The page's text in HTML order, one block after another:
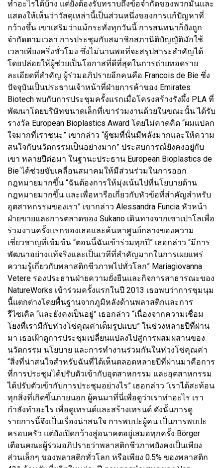
ทำอะไรได้บ้าง แต่ยังต้องรับทราบถึงข้อจำกัดของพวกมันและ
แสดงให้เห็นว่าวัสดุเหล่านี้เป็นส่วนหนึ่งของการแก้ปัญหาที่
กว้างขึ้น เขาเสริมว่าแม้กระทั่งทุกวันนี้ การสนทนาก็ยังถูก
จำกัดตามเวลา การประชุมกับสมาชิกสภานิติบัญญัติมักใช้
เวลาเพียงครึ่งชั่วโมง ซึ่งไม่นานพอที่จะสรุปสาระสำคัญได้
โดยปล่อยให้ผู้ช่วยเป็นโอกาสที่ดีที่สุดในการถ่ายทอดราย
ละเอียดที่สำคัญ ผู้ร่วมอภิปรายอีกคนคือ Francois de Bie ซึ่ง
ปัจจุบันเป็นประธานเจ้าหน้าที่ฝ่ายการค้าของ Emirates
Biotech พบกับการประชุมครั้งแรกเมื่อโครงสร้างรังผึ้ง PLA ที่
พัฒนาโดยบริษัทขนาดเล็กที่เขาร่วมงานด้วยในขณะนั้น ได้รับ
รางวัล European Bioplastics Award โดยไม่คาดคิด “ผมแปลก
ใจมากที่เราชนะ” เขากล่าว “ผู้ชมที่นั่นมีพลังมากและให้ความ
สนใจกับนวัตกรรมเป็นอย่างมาก” ประสบการณ์ยังคงอยู่กับ
เขา หลายปีต่อมา ในฐานะประธาน European Bioplastics de
Bie ได้ช่วยขับเคลื่อนสมาคมให้มีส่วนร่วมในการออก
กฎหมายมากขึ้น “ฉันต้องการให้มุ่งเน้นไปที่นโยบายด้าน
กฎหมายมากขึ้น และเพื่อหารือเกี่ยวกับหัวข้อที่สำคัญสำหรับ
อุตสาหกรรมของเรา” เขากล่าว Alessandra Funcia หัวหน้า
ฝ่ายขายและการตลาดของ Sukano เดินทางจากเซาเปาโลเพื่อ
ร่วมงานครั้งแรกของเธอและค้นหาศูนย์กลางของความ
เชี่ยวชาญที่เข้มข้น “ตอนนี้ฉันเข้าร่วมทุกปี” เธอกล่าว “มีการ
พัฒนาอย่างแท้จริงและเป็นเวทีที่สำคัญมากในการเผยแพร่
ความรู้เกี่ยวกับพลาสติกชีวภาพไปทั่วโลก” Mariagiovanna
Vetere รองประธานฝ่ายความยั่งยืนและกิจการสาธารณะของ
NatureWorks เข้าร่วมครั้งแรกในปี 2013 เธอพบว่าการชุมนุม
นี้แตกต่างโดยพื้นฐานจากภูมิหลังด้านพลาสติกและการ
รีไซเคิล “และยังคงเป็นอยู่” เธอกล่าว “เนื่องจากความเชื่อม
โยงที่เรามีกับห่วงโซ่คุณค่าเต็มรูปแบบ” ในช่วงหลายปีที่ผ่าน
มา เธอเฝ้าดูการประชุมเปลี่ยนแปลงไปสู่การผสมผสานของ
นวัตกรรม นโยบาย และการทำงานร่วมกันในห่วงโซ่คุณค่า
“สิ่งที่น่าสนใจสำหรับฉันที่ได้เห็นตลอดหลายปีที่ผ่านมาคือการ
ที่การประชุมได้ปรับตัวเข้ากับอุตสาหกรรม และอุตสาหกรรม
ได้ปรับตัวเข้ากับการประชุมอย่างไร” เธอกล่าว “เราได้สะท้อน
ทุกสิ่งที่เกิดขึ้นภายนอก ผู้คนมาที่นี่เพื่อดูว่าเราทำอะไร เรา
กำลังทำอะไร เพื่อดูเทรนด์และสร้างเทรนด์ ดังนั้นการดู
รายการนี้จึงเป็นเรื่องน่าสนใจ การพบปะผู้คน เป็นการพบปะ
ครอบครัว แต่ยังเปิดกว้างสู่อนาคตอยู่เสมอทุกครั้ง Börger
เตือนคณะผู้ร่วมอภิปรายว่าพลาสติกชีวภาพยังคงเป็นเพียง
ส่วนเล็กๆ ของพลาสติกทั่วโลก หรือเพียง 0.5% ของพลาสติก